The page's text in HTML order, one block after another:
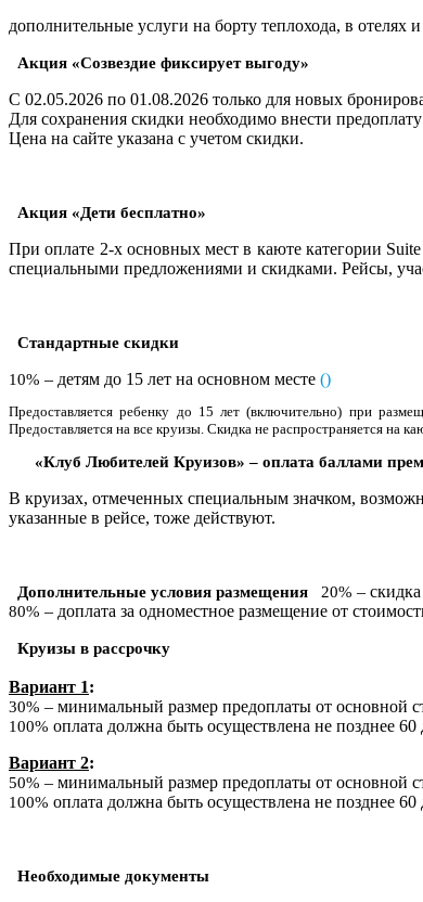
дополнительные услуги на борту теплохода, в отелях
Акция «Созвездие фиксирует выгоду»
С 02.05.2026 по 01.08.2026 только для новых
Для сохранения скидки необходимо внести
Цена на сайте указана с учетом скидки.
Акция «Дети бесплатно»
При оплате 2-х основных мест в каюте категории
специальными предложениями и скидками. Рейсы,
Стандартные скидки
10% – детям до 15 лет на основном месте ()
Предоставляется ребенку до 15 лет (включительно) при
Предоставляется на все круизы. Скидка не распространяется на
«Клуб Любителей Круизов» – оплата баллами
В круизах, отмеченных специальным значком,
указанные в рейсе, тоже действуют.
Дополнительные условия размещения 20% –
80% – доплата за одноместное размещение от
Круизы в рассрочку
Вариант 1:
30% – минимальный размер предоплаты от основной
100% оплата должна быть осуществлена не позднее
Вариант 2:
50% – минимальный размер предоплаты от основной
100% оплата должна быть осуществлена не позднее 60
Необходимые документы